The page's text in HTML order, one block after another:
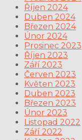
Říjen 2024
Duben 2024
Březen 2024
Únor 2024
Prosinec 2023
Říjen 2023
Září 2023
Červen 2023
Květen 2023
Duben 2023
Březen 2023
Únor 2023
Listopad 2022
Září 2022